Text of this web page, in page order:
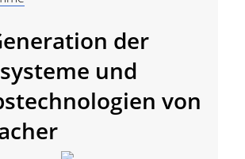
der
und
von